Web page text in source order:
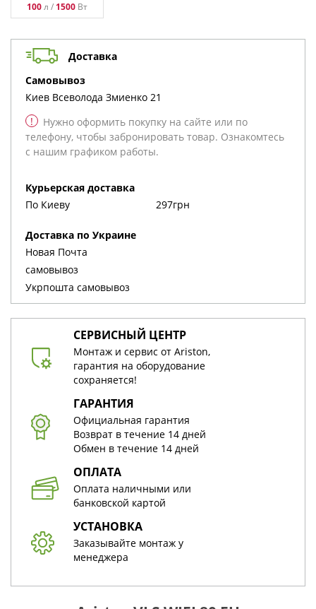
100л / 1500 Вт
Доставка
cамовывоз
Киев Всеволода Змиенко 21
!
Нужно оформить покупку на сайте или по
телефону, чтобы забронировать товар. Ознакомтесь
с нашим графиком работы.
Курьерская доставка
По Киеву
297грн
Доставка по Украине
Новая Почта
cамовывоз
Укрпошта cамовывоз
СЕРВИСНЫЙ ЦЕНТР
Монтаж и сервис от Ariston,
гарантия на оборудование
сохраняется!
ГАРАНТИЯ
Официальная гарантия
Возврат в течение 14 дней
Обмен в течение 14 дней
ОПЛАТА
Оплата наличными или
банковской картой
УСТАНОВКА
Заказывайте монтаж у
менеджера